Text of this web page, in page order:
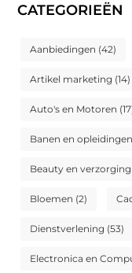
CATEGORIEËN
Aanbiedingen (42)
Artikel marketing (14)
Auto's en Motoren
Banen en opleidingen
Beauty en verzorging
Bloemen (2)
Dienstverlening (53)
Electronica en